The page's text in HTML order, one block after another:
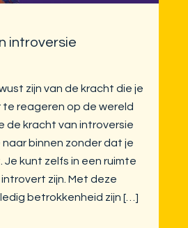
introversie
zijn van de kracht die je
te reageren op de wereld
de kracht van introversie
binnen zonder dat je
kunt zelfs in een ruimte
zijn. Met deze
betrokkenheid zijn […]